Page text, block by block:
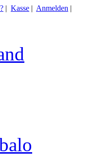
| Kasse | Anmelden |